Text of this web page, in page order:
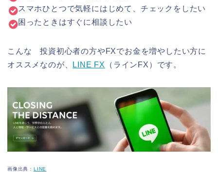
スマホひとつで気軽にはじめて、チェックをしたい
困ったときはすぐに相談したい
こんな 投資初心者の方やFXでお金を増やしたい方に
オススメなのが、
LINE FX （ラインFX）です。
画像出典： LINE